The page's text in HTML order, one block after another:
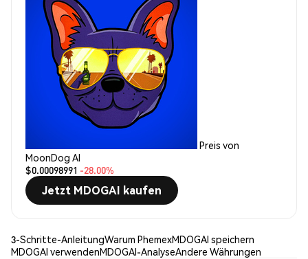
Preis von
MoonDog AI
$0.00098991 -28.00%
Jetzt MDOGAI kaufen
3-Schritte-AnleitungWarum PhemexMDOGAI speichern
MDOGAI verwendenMDOGAI-AnalyseAndere Währungen